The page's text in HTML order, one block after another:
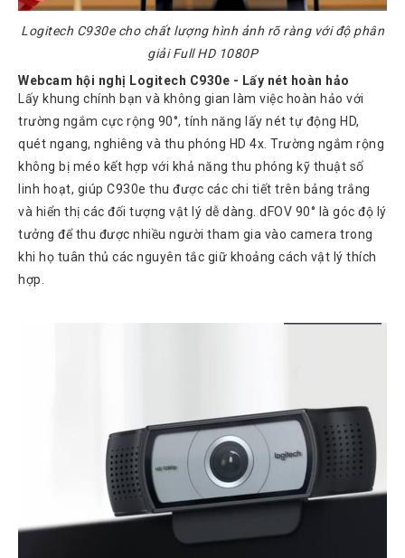
Logitech C930e cho chất lượng hình ảnh rõ ràng với độ phân
giải Full HD 1080P
Webcam hội nghị Logitech C930e - Lấy nét hoàn hảo
Lấy khung chính bạn và không gian làm việc hoàn hảo với
trường ngắm cực rộng 90°, tính năng lấy nét tự động HD,
quét ngang, nghiêng và thu phóng HD 4x. Trường ngắm rộng
không bị méo kết hợp với khả năng thu phóng kỹ thuật số
linh hoạt, giúp C930e thu được các chi tiết trên bảng trắng
và hiển thị các đối tượng vật lý dễ dàng. dFOV 90° là góc độ lý
tưởng để thu được nhiều người tham gia vào camera trong
khi họ tuân thủ các nguyên tắc giữ khoảng cách vật lý thích
hợp.